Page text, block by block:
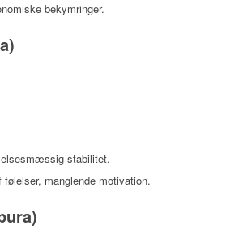
bekymringer.
stabilitet.
manglende motivation.